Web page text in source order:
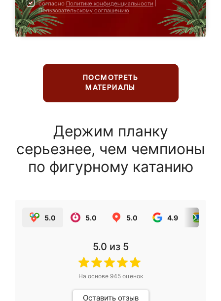
согласно Политике конфиденциальности
Пользовательскому соглашению
ПОСМОТРЕТЬ
МАТЕРИАЛЫ
Держим планку
серьезнее, чем чемпионы
по фигурному катанию
5.0 5.0 5.0 4.9
5.0 из 5
На основе 945оценок
Оставить отзыв